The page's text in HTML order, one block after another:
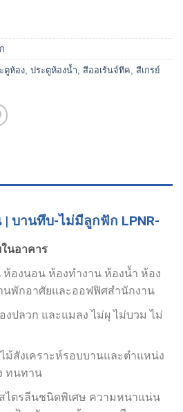
ตูห้อง, ประตูห้องน้ำ, สีออเร้นจ์ทีค, สีเกรย์
| บานทึบ-ไม่มีลูกฟัก LPNR-
นอาคาร
ห้องนอน ห้องทำงาน ห้องน้ำ ห้อง
นพักอาศัยและออฟฟิศสำนักงาน
ปลวก และแมลง ไม่ผุ ไม่บวม ไม่
ม้สังเคราะห์รอบบานและตำแหน่ง
ทนทาน
ไตรลีนชนิดพิเศษ ความหนาแน่น